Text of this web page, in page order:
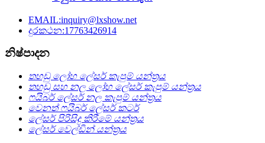
EMAIL:inquiry@lxshow.net
දුරකථන:17763426914
නිෂ්පාදන
තහඩු ලෝහ ලේසර් කැපුම් යන්ත්‍රය
තහඩු සහ නල ලෝහ ලේසර් කැපුම් යන්ත්‍රය
ෆයිබර් ලේසර් නල කැපුම් යන්ත්‍රය
වෙනත් ෆයිබර් ලේසර් කටර්
ලේසර් පිරිසිදු කිරීමේ යන්ත්‍රය
ලේසර් වෙල්ඩින් යන්ත්‍රය